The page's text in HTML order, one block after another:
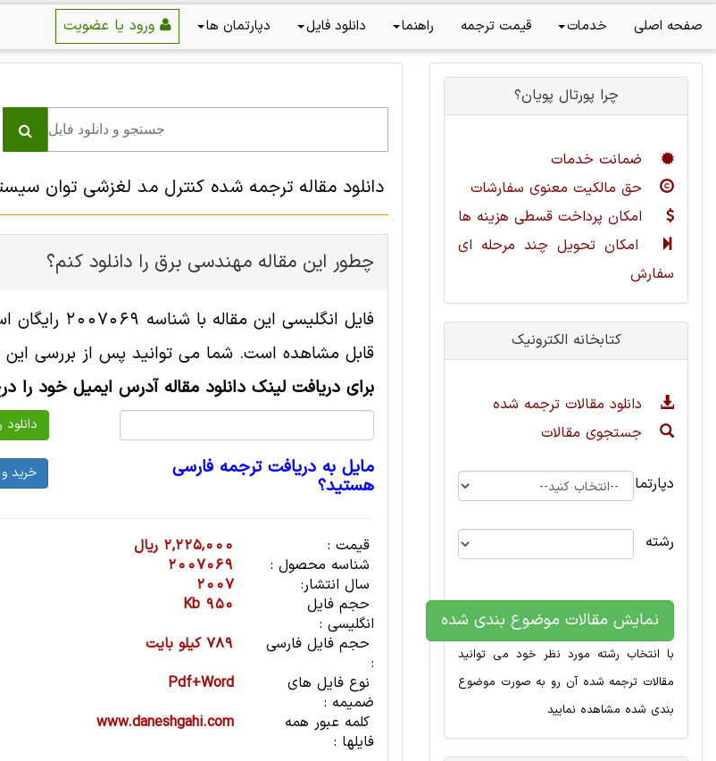
صفحه اصلی خدمات قیمت ترجمه راهنما دانلود فایل دپارتمان ها
دانلود مقاله ترجمه شده کنترل مد لغزشی توان
چطور این مقاله مهندسی برق را دانلود کنم؟
فایل
قابل مشاهده است. شما می توانید پس از بررسی این
برای دریافت لینک دانلود مقاله آدرس ایمیل خود را
مایل به دریافت ترجمه فارسی
هستید؟
قیمت :
2,225,000 ریال
شناسه محصول :
2007069
سال انتشار:
2007
حجم فایل
انگلیسی :
950 Kb
حجم فایل فارسی
:
789 کیلو بایت
نوع فایل های
ضمیمه :
Pdf+Word
کلمه عبور همه
فایلها :
www.daneshgahi.com
چرا پورتال پویان؟
ضمانت خدمات
حق مالکیت معنوی سفارشات
امکان پرداخت قسطی هزینه ها
امکان تحویل چند مرحله ای
سفارش
کتابخانه الکترونیک
دانلود مقالات ترجمه شده
جستجوی مقالات
دپارتمان
رشته
نمایش مقالات موضوع بندی شده
با انتخاب رشته مورد نظر خود می توانید
مقالات ترجمه شده آن رو به صورت موضوع
بندی شده مشاهده نمایید